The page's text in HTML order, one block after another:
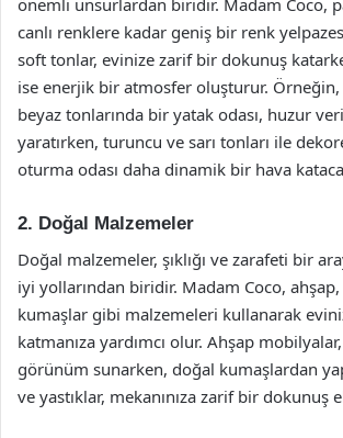
önemli unsurlardan biridir. Madam Coco,
canlı renklere kadar geniş bir renk
soft tonlar, evinize zarif bir dokunuş
ise enerjik bir atmosfer oluşturur.
beyaz tonlarında bir yatak odası, huzur
yaratırken, turuncu ve sarı tonları ile
oturma odası daha dinamik bir hava
2. Doğal Malzemeler
Doğal malzemeler, şıklığı ve zarafeti bir
iyi yollarından biridir. Madam Coco,
kumaşlar gibi malzemeleri kullanarak
katmanıza yardımcı olur. Ahşap
görünüm sunarken, doğal kumaşlardan
ve yastıklar, mekanınıza zarif bir dokunuş